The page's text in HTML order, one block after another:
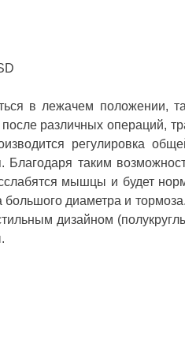
в лежачем положении,
различных
регулировка
таким
мышцы и будет
диаметра и
дизайном